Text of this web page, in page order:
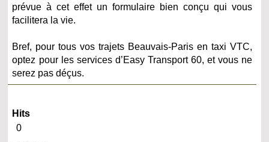
prévue à cet effet un formulaire bien conçu qui vous
facilitera la vie.
Bref, pour tous vos trajets Beauvais-Paris en taxi VTC,
optez pour les services d’Easy Transport 60, et vous ne
serez pas déçus.
Hits
0